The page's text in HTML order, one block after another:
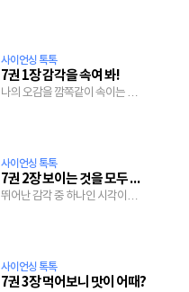
사이언싱 톡톡
7권 1장 감각을 속여 봐!
나의 오감을 깜쪽같이 속이는 실험
사이언싱 톡톡
7권 2장 보이는 것을 모두 믿을 수 있니?
뛰어난 감각 중 하나인 시각이
사이언싱 톡톡
7권 3장 먹어보니 맛이 어때?